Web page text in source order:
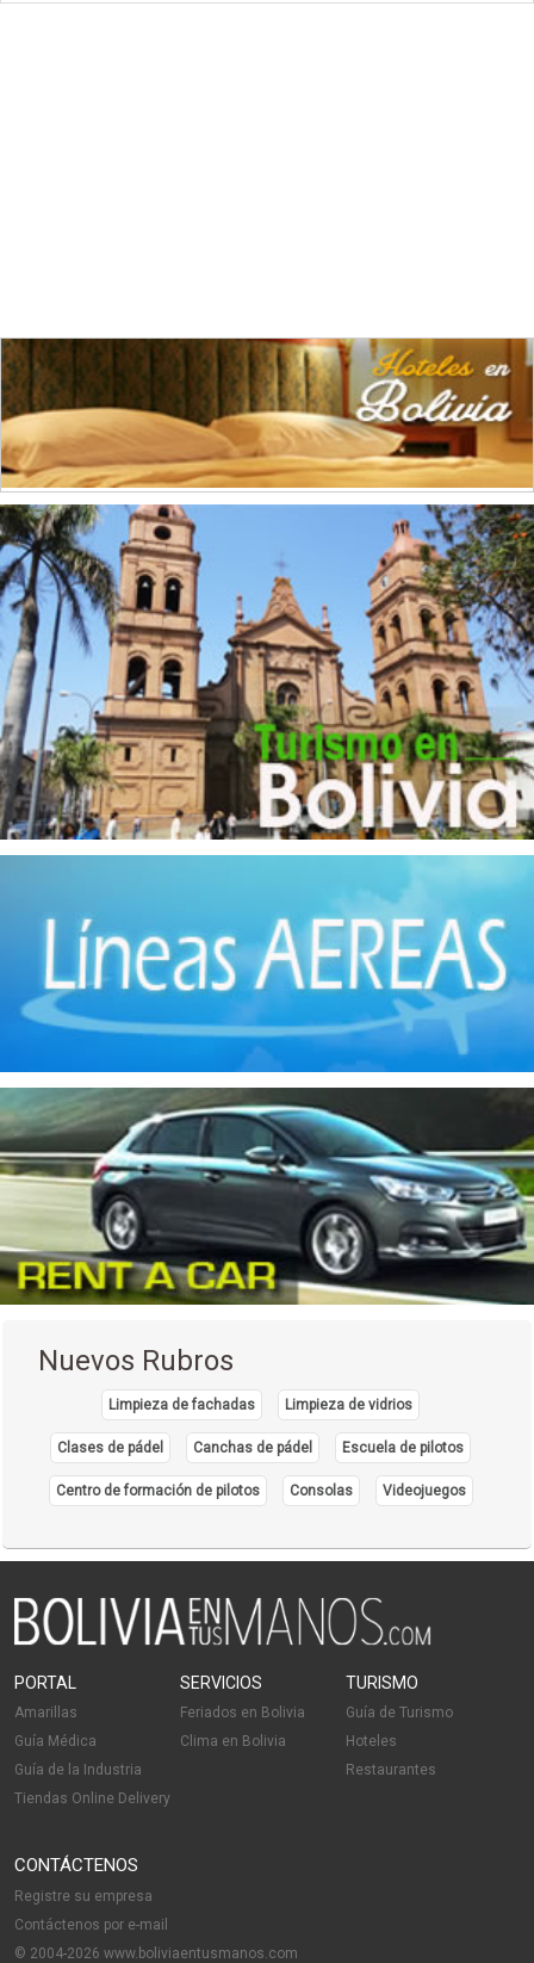
Imprentas (1)
Industrias Manufactureras
Instrumentos de Óptica (2)
Maquinaria(1)
Metales No Ferrosos(1)
Muebles de madera(3)
Panaderías(3)
Productos Alimenticios(1)
Productos de Caucho(2)
Productos de Goma(1)
Productos de Madera (1)
Productos de Plástico
Productos Lácteos(4)
Textiles (1)
Vehículos
Video(1)
Nuevos Rubros
Limpieza de fachadas Limpieza de vidrios
Clases de pádel Canchas de pádel Escuela de pilotos
Centro de formación de pilotos Consolas Videojuegos
PORTAL
Amarillas
Guía Médica
Guía de la Industria
Tiendas Online Delivery
SERVICIOS
Feriados en Bolivia
Clima en Bolivia
TURISMO
Guía de Turismo
Hoteles
Restaurantes
CONTÁCTENOS
Registre su empresa
Contáctenos por e-mail
© 2004-2026 www.boliviaentusmanos.com